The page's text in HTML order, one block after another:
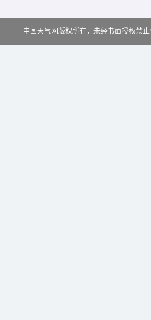
中国天气网版权所有，未经书面授权